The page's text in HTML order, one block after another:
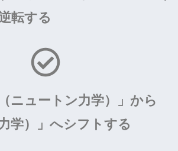
転する
ニュートン力学）」から
学）」へシフトする